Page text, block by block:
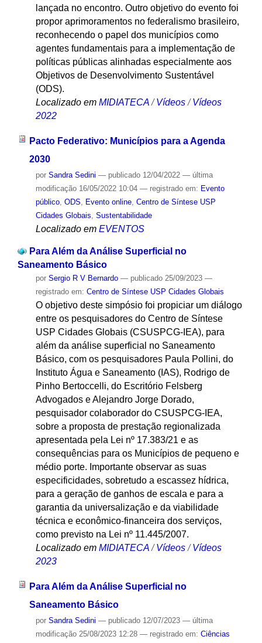
lançada no encontro. Outro objetivo do evento foi
propor aprimoramentos no federalismo brasileiro,
reconhecendo o papel dos municípios como
agentes fundamentais para a implementação de
políticas públicas alinhadas especialmente aos
Objetivos de Desenvolvimento Sustentável
(ODS).
Localizado em MIDIATECA /Vídeos /Vídeos
2022
Pacto Federativo: Municípios para a Agenda
2030
por Sandra Sedini — publicado12/04/2022 — última
modificação16/05/2022 10:04 — registrado em: Evento
público, ODS Evento online, Centro de Síntese USP
Cidades Globais Sustentabilidade
Localizado em EVENTOS
Para Além da Análise Superficial no
Saneamento Básico
por Sergio R V Bernardo — publicado25/09/2023 —
registrado em: Centro de Síntese USP Cidades Globais
O objetivo deste simpósio foi propiciar um diálogo
entre os pesquisadores do Centro de Síntese
USP Cidades Globais (CSUSPCG-IEA), para
além da análise superficial no Saneamento
Básico, com os pesquisadores Paula Pollini, do
Instituto Água e Saneamento (IAS), Rodrigo de
Pinho Bertoccelli, do Escritório Felsberg
Advogados e Alejandro Jorge Dorado,
pesquisador colaborador do CSUSPCG-IEA,
sobre a proposta de prestação regionalizada
apresentada pela Lei nº 17.383/21 e as
consequências para os Municípios de pequeno e
médio porte. Importante observar as suas
especificidades, sobretudo a escassez hídrica,
para a geração de ganhos de escala e para a
garantia da universalização e da viabilidade
técnica e econômico-financeira dos serviços,
como previsto na Lei nº 11.445/2007.
Localizado em MIDIATECA /Vídeos /Vídeos
2023
Para Além da Análise Superficial no
Saneamento Básico
por Sandra Sedini — publicado12/07/2023 — última
modificação25/08/2023 12:28 — registrado em: Ciências